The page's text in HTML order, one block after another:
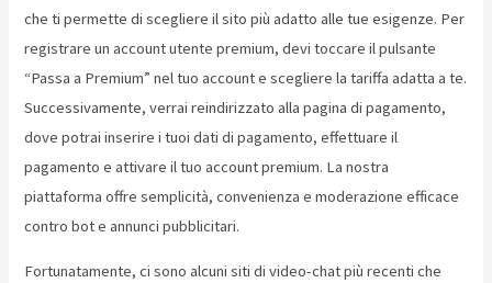
che ti permette di scegliere il sito più adatto alle tue esigenze. Per
registrare un account utente premium, devi toccare il pulsante
“Passa a Premium” nel tuo account e scegliere la tariffa adatta a te.
Successivamente, verrai reindirizzato alla pagina di pagamento,
dove potrai inserire i tuoi dati di pagamento, effettuare il
pagamento e attivare il tuo account premium. La nostra
piattaforma offre semplicità, convenienza e moderazione efficace
contro bot e annunci pubblicitari.
Fortunatamente, ci sono alcuni siti di video-chat più recenti che